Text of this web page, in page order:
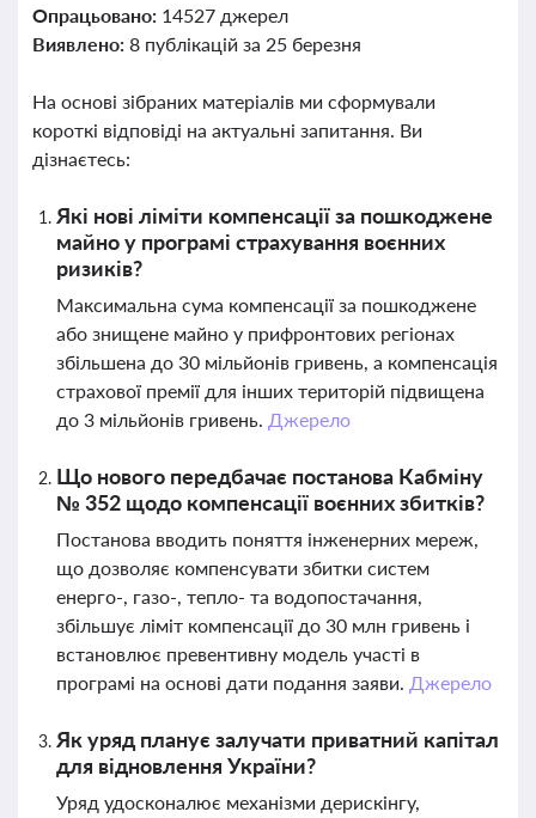
Опрацьовано: 14527 джерел
Виявлено: 8 публікацій за 25 березня
На основі зібраних матеріалів ми сформували
короткі відповіді на актуальні запитання. Ви
дізнаєтесь:
Які нові ліміти компенсації за пошкоджене
майно у програмі страхування воєнних
ризиків?
Максимальна сума компенсації за пошкоджене
або знищене майно у прифронтових регіонах
збільшена до 30 мільйонів гривень, а компенсація
страхової премії для інших територій підвищена
до 3 мільйонів гривень. Джерело
Що нового передбачає постанова Кабміну
№ 352 щодо компенсації воєнних збитків?
Постанова вводить поняття інженерних мереж,
що дозволяє компенсувати збитки систем
енерго-, газо-, тепло- та водопостачання,
збільшує ліміт компенсації до 30 млн гривень і
встановлює превентивну модель участі в
програмі на основі дати подання заяви. Джерело
Як уряд планує залучати приватний капітал
для відновлення України?
Уряд удосконалює механізми дерискінгу,